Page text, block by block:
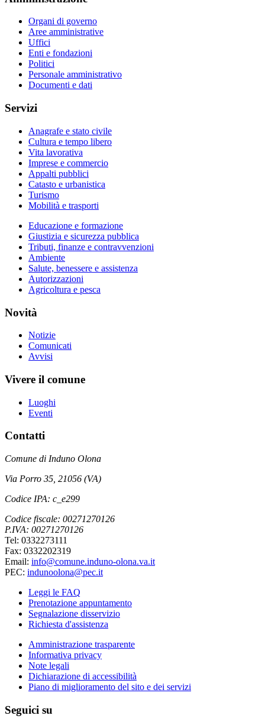
Organi di governo
Aree amministrative
Uffici
Enti e fondazioni
Politici
Personale amministrativo
Documenti e dati
Servizi
Anagrafe e stato civile
Cultura e tempo libero
Vita lavorativa
Imprese e commercio
Appalti pubblici
Catasto e urbanistica
Turismo
Mobilità e trasporti
Educazione e formazione
Giustizia e sicurezza pubblica
Tributi, finanze e contravvenzioni
Ambiente
Salute, benessere e assistenza
Autorizzazioni
Agricoltura e pesca
Novità
Notizie
Comunicati
Avvisi
Vivere il comune
Luoghi
Eventi
Contatti
Comune di Induno Olona
Via Porro 35, 21056 (VA)
Codice IPA: c_e299
Codice fiscale: 00271270126
P.IVA: 00271270126
Tel: 0332273111
Fax: 0332202319
Email: info@comune.induno-olona.va.it
PEC: indunoolona@pec.it
Leggi le FAQ
Prenotazione appuntamento
Segnalazione disservizio
Richiesta d'assistenza
Amministrazione trasparente
Informativa privacy
Note legali
Dichiarazione di accessibilità
Piano di miglioramento del sito e dei servizi
Seguici su